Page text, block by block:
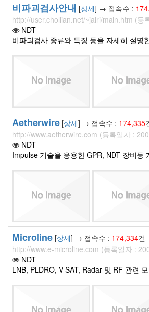
비파괴검사안내 [상세] → 접속수 :
http://user.chollian.net/~jairi/main.htm (등
NDT
비파괴검사 종류와 특징 등을 자세히 설명
Aetherwire [상세] → 접속수 : 174,335
http://www.aetherwire.com (등록일자 :
NDT
Impulse 기술을 응용한 GPR, NDT 장비등
Microline [상세] → 접속수 : 174,334건
http://www.e-microline.com (등록일자 :
NDT
LNB, PLDRO, V-SAT, Radar 및 RF 관련